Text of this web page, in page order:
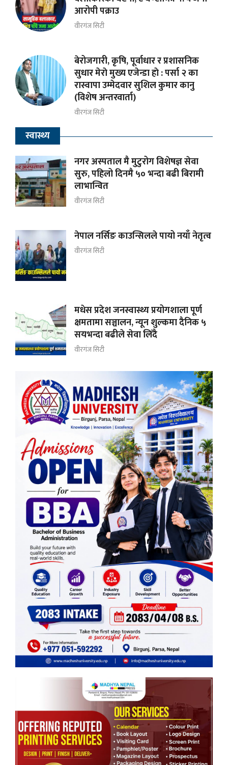
आरोपी पक्राउ
वीरगंज सिटी
बेरोजगारी, कृषि, पूर्वाधार र प्रशासनिक
सुधार मेराे मुख्य एजेन्डा हाे : पर्सा २ का
रास्वापा उम्मेदवार सुशिल कुमार कानु
(विशेष अन्तरवार्ता)
वीरगंज सिटी
स्वास्थ्य
नगर अस्पताल मै मुटुरोग विशेषज्ञ सेवा
सुरु, पहिलो दिनमै ५० भन्दा बढी बिरामी
लाभान्वित
वीरगंज सिटी
नेपाल नर्सिङ काउन्सिलले पायो नयाँ नेतृत्व
वीरगंज सिटी
मधेस प्रदेश जनस्वास्थ्य प्रयोगशाला पूर्ण
क्षमतामा सञ्चालन, न्यून शुल्कमा दैनिक ५
सयभन्दा बढीले सेवा लिँदै
वीरगंज सिटी